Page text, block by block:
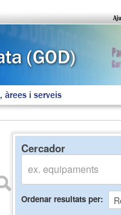
àrees i serveis
Cercador
Ordenar resultats per